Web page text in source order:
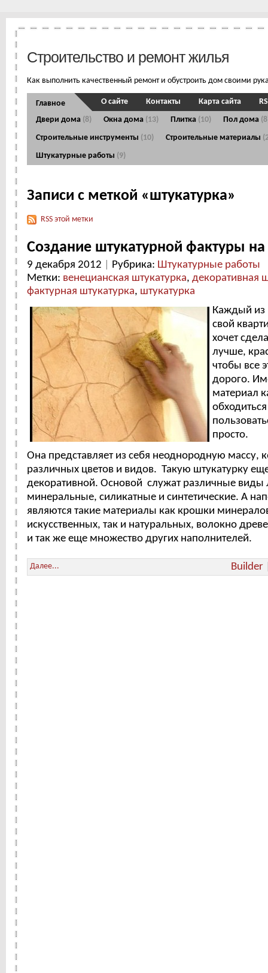
Строительство и ремонт жилья
Как выполнить качественный ремонт и обустроить дом своими
Главное
Двери дома (8) Окна дома (13) Плитка (10) Пол дома
Строительные инструменты (10) Строительные материалы
Штукатурные работы (9)
О сайте Контакты Карта сайта
Записи с меткой «штукатурка»
RSS этой метки
Создание штукатурной фактуры на
9 декабря 2012 Рубрика: Штукатурные работы
Метки: венецианская штукатурка, декоративная
фактурная штукатурка, штукатурка
Каждый из
свой
хочет
лучше,
чтобы все
дорого.
материал
просто.
Она представляет из себя неоднородную массу,
различных цветов и видов. Такую штукатурку
декоративной. Основой служат различные виды
минеральные, силикатные и синтетические. А
являются такие материалы как крошки
искусственных, так и натуральных, волокно
и так же еще множество других наполнителей.
Далее... Builder